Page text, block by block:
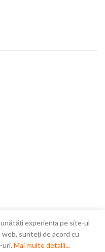
experiența pe site-ul
sunteți de acord cu
uri. Mai multe detalii...